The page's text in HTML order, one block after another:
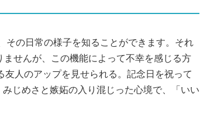
その日常の様子を知ることができます。それ
せんが、この機能によって不幸を感じる方
人のアップを見せられる。記念日を祝って
じめさと嫉妬の入り混じった心境で、「いい